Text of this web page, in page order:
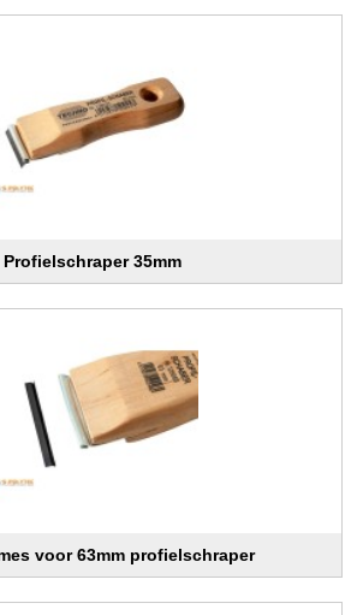
Profielschraper 35mm
voor 63mm profielschraper